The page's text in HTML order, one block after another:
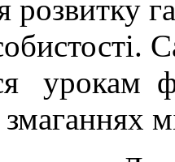
розвитку
урокам